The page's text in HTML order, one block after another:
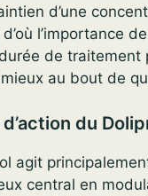
d’une
l’importance
de traitement
mieux au bout de
du
agit
central en